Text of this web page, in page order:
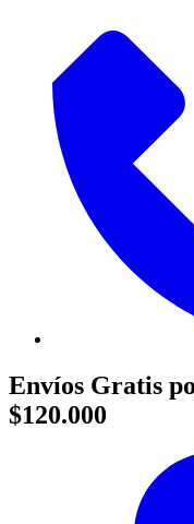
Envíos Gratis
$120.000